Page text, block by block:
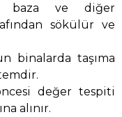
baza ve diğer
sökülür ve
binalarda taşıma
değer tespiti
alınır.